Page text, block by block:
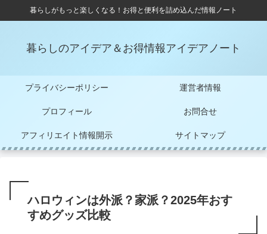
暮らしがもっと楽しくなる！お得と便利を詰め込んだ情報ノート
暮らしのアイデア＆お得情報アイデアノート
プライバシーポリシー 運営者情報
プロフィール お問合せ
アフィリエイト情報開示 サイトマップ
ハロウィンは外派？家派？2025年おす
すめグッズ比較